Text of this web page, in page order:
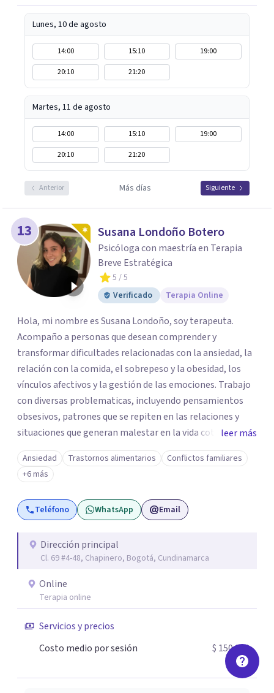
Lunes, 10 de agosto
14:00 15:10
19:00
20:10
21:20
Martes, 11 de agosto
14:00 15:10
19:00
20:10
21:20
Anterior Más días Siguiente
13 Susana Londoño Botero
Psicóloga con maestría en Terapia
Breve Estratégica
5 / 5
Verificado
Terapia Online
Hola, mi nombre es Susana Londoño, soy terapeuta.
Acompaño a personas que desean comprender y
transformar dificultades relacionadas con la ansiedad, la
relación con la comida, el sobrepeso y la obesidad, los
vínculos afectivos y la gestión de las emociones. Trabajo
con diversas problematicas, incluyendo pensamientos
obsesivos, patrones que se repiten en las relaciones y
situaciones que generan malestar en la vida cotidiana. Mi
propósito es ofrecer un espacio seguro y humano donde
puedas entender lo que te ocurre y encontrar nuevas
formas de estar mejor.
leer más
Ansiedad Trastornos alimentarios
Conflictos familiares
+6 más
Teléfono WhatsApp Email
Dirección principal
Cl. 69 #4-48, Chapinero, Bogotá, Cundinamarca
Online
Terapia online
Servicios y precios
Costo medio por sesión
$ 150.000